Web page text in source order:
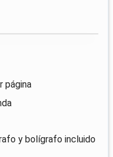
página
y bolígrafo incluido